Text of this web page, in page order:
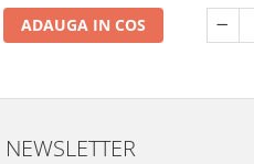
ADAUGA IN COS
NEWSLETTER